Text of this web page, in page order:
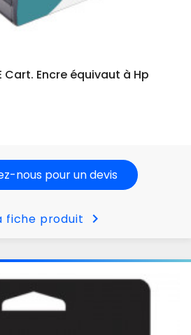
Cart. Encre équivaut à Hp
nous pour un devis
fiche produit chevron_right